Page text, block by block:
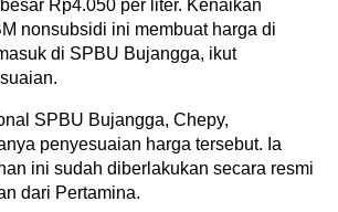
Rp4.050 per liter. Kenaikan
nonsubsidi ini membuat harga di
di SPBU Bujangga, ikut
SPBU Bujangga, Chepy,
penyesuaian harga tersebut. Ia
ini sudah diberlakukan secara resmi
dari Pertamina.